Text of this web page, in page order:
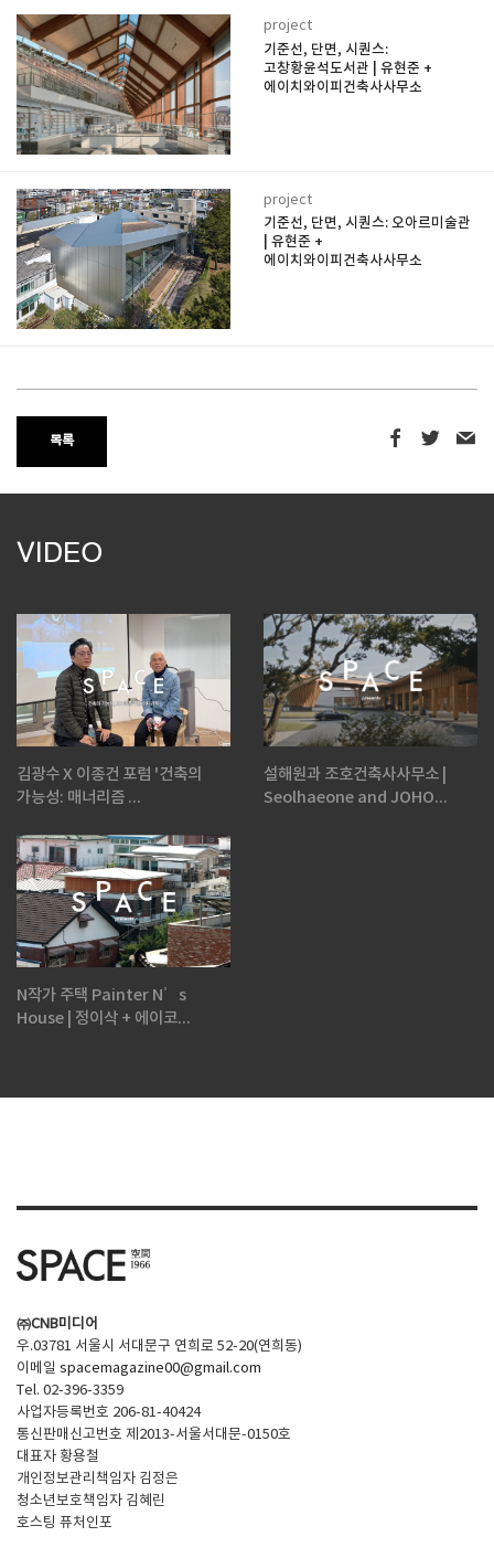
project
기준선, 단면, 시퀀스:
고창황윤석도서관 | 유현준 +
에이치와이피건축사사무소
project
기준선, 단면, 시퀀스: 오아르미술관
| 유현준 +
에이치와이피건축사사무소
목록
VIDEO
김광수 X 이종건 포럼 '건축의
가능성: 매너리즘 ...
설해원과 조호건축사사무소 |
Seolhaeone and JOHO...
N작가 주택 Painter N’s
House | 정이삭 + 에이코...
㈜CNB미디어
우.03781 서울시 서대문구 연희로 52-20(연희동)
이메일 spacemagazine00@gmail.com
Tel. 02-396-3359
사업자등록번호 206-81-40424
통신판매신고번호 제2013-서울서대문-0150호
대표자 황용철
개인정보관리책임자 김정은
청소년보호책임자 김혜린
호스팅 퓨처인포